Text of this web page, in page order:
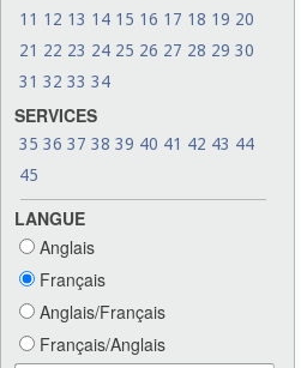
11 12 13 14 15 16 17 18 19 20
21 22 23 24 25 26 27 28 29 30
31 32 33 34
SERVICES
35 36 37 38 39 40 41 42 43 44
45
LANGUE
Anglais
Français
Anglais/Français
Français/Anglais